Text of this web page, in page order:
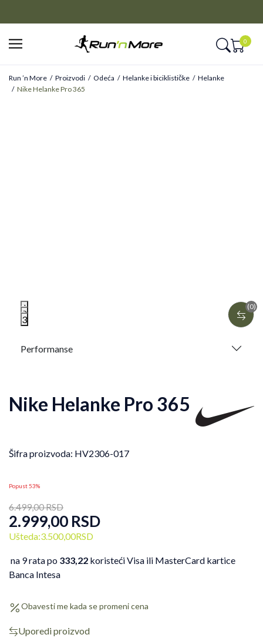
0
Run ’n More Proizvodi Odeća Helanke i biciklističke
Helanke
Nike Helanke Pro 365
(0)
1
2
3
Performanse
Nike Helanke Pro 365
Šifra proizvoda: HV2306-017
Popust 53%
6.499,00RSD
2.999,00 RSD
Ušteda:3.500,00RSD
na 9 rata po 333,22 koristeći Visa ili MasterCard kartice
Banca Intesa
Obavesti me kada se promeni cena
Uporedi proizvod